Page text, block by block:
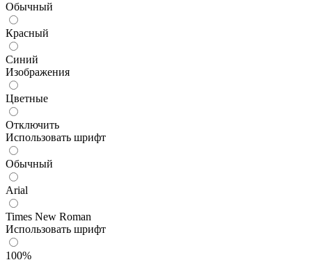
Обычный
Красный
Синий
Изображения
Цветные
Отключить
Использовать шрифт
Обычный
Arial
Times New Roman
Использовать шрифт
100%